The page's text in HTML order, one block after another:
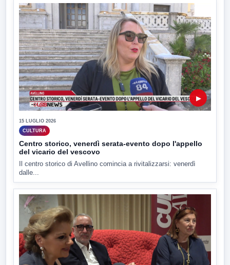
▶
15 LUGLIO 2026
CULTURA
Centro storico, venerdì serata-evento dopo l'appello
del vicario del vescovo
Il centro storico di Avellino comincia a rivitalizzarsi: venerdì
dalle...